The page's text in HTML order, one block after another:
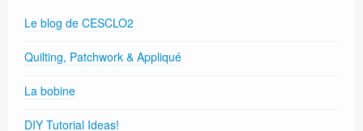
Le blog de CESCLO2
Quilting, Patchwork & Appliqué
La bobine
DIY Tutorial Ideas!